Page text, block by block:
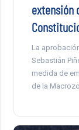
extensión
La
Sebastián
medida de
de la